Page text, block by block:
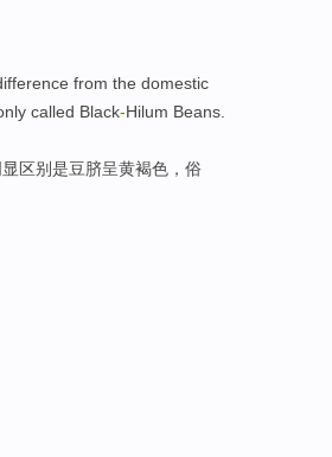
from the domestic
called Black-Hilum Beans
区别是豆脐呈黄褐色， 俗